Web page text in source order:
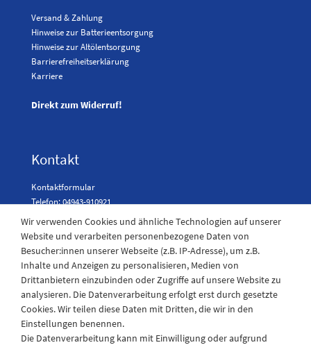
Versand & Zahlung
Hinweise zur Batterieentsorgung
Hinweise zur Altölentsorgung
Barrierefreiheitserklärung
Karriere
Direkt zum Widerruf!
Kontakt
Kontaktformular
Telefon: 04943-910921
Laden Öffnungszeiten
Montag - Freitag
08:30 - 12:30 und 13.00 - 17.30 Uhr
Samstags
08:30 bis 12:30 Uhr
Wir verwenden Cookies und ähnliche Technologien auf unserer
Website und verarbeiten personenbezogene Daten von
Besucher:innen unserer Webseite (z.B. IP-Adresse), um z.B.
Inhalte und Anzeigen zu personalisieren, Medien von
Drittanbietern einzubinden oder Zugriffe auf unsere Website zu
analysieren. Die Datenverarbeitung erfolgt erst durch gesetzte
Cookies. Wir teilen diese Daten mit Dritten, die wir in den
Einstellungen benennen.
Die Datenverarbeitung kann mit Einwilligung oder aufgrund